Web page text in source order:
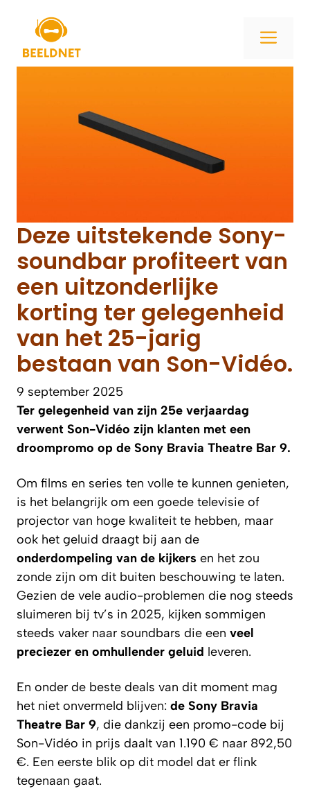
inhoud
Deze uitstekende Sony-
soundbar profiteert van
een uitzonderlijke
korting ter gelegenheid
van het 25-jarig
bestaan van Son-Vidéo.
9 september 2025
Ter gelegenheid van zijn 25e verjaardag
verwent Son-Vidéo zijn klanten met een
droompromo op de Sony Bravia Theatre Bar 9.
Om films en series ten volle te kunnen genieten,
is het belangrijk om een goede televisie of
projector van hoge kwaliteit te hebben, maar
ook het geluid draagt bij aan de
onderdompeling van de kijkers en het zou
zonde zijn om dit buiten beschouwing te laten.
Gezien de vele audio-problemen die nog steeds
sluimeren bij tv’s in 2025, kijken sommigen
steeds vaker naar soundbars die een veel
preciezer en omhullender geluid leveren.
En onder de beste deals van dit moment mag
het niet onvermeld blijven: de Sony Bravia
Theatre Bar 9, die dankzij een promo-code bij
Son-Vidéo in prijs daalt van 1.190 € naar 892,50
€. Een eerste blik op dit model dat er flink
tegenaan gaat.